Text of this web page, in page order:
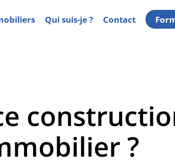
Qui suis-je ? Contact
?